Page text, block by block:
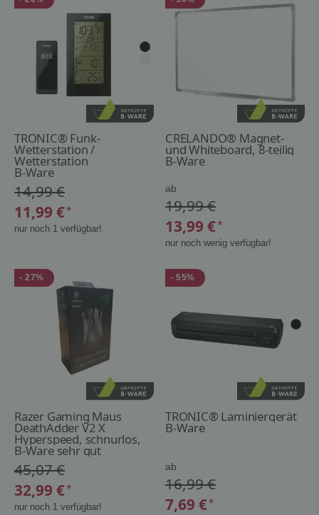
TRONIC® Funk-
Wetterstation /
Wetterstation
B-Ware
14,99 €
11,99 €*
nur noch 1 verfügbar!
CRELANDO® Magnet-
und Whiteboard, 8-teilig
B-Ware
ab
19,99 €
13,99 €*
nur noch wenig verfügbar!
- 27%
Razer Gaming Maus
DeathAdder V2 X
Hyperspeed, schnurlos,
schwarz
B-Ware sehr gut
45,07 €
32,99 €*
nur noch 1 verfügbar!
- 55%
TRONIC® Laminiergerät
B-Ware
ab
16,99 €
7,69 €*